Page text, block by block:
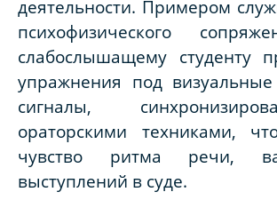
деятельности. Примером
психофизического
слабослышащему студенту
упражнения под
сигналы,
ораторскими техниками,
чувство ритма речи,
выступлений в суде.